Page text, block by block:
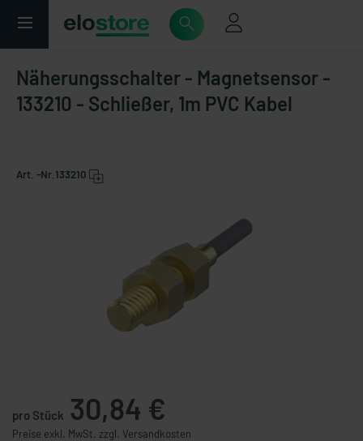
Näherungsschalter - Magnetsensor -
133210 - Schließer, 1m PVC Kabel
Art. -Nr. 133210
pro Stück 30,84 €
Preise exkl. MwSt. zzgl. Versandkosten